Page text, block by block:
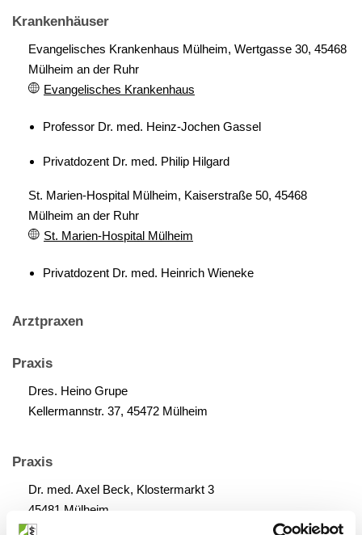
Krankenhäuser
Evangelisches Krankenhaus Mülheim, Wertgasse 30, 45468
Mülheim an der Ruhr
Evangelisches Krankenhaus
Professor Dr. med. Heinz-Jochen Gassel
Privatdozent Dr. med. Philip Hilgard
St. Marien-Hospital Mülheim, Kaiserstraße 50, 45468
Mülheim an der Ruhr
St. Marien-Hospital Mülheim
Privatdozent Dr. med. Heinrich Wieneke
Arztpraxen
Praxis
Dres. Heino Grupe
Kellermannstr. 37, 45472 Mülheim
Praxis
Dr. med. Axel Beck, Klostermarkt 3
45481 Mülheim